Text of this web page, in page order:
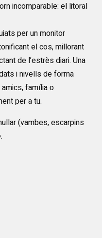
incomparable: el litoral
per un monitor
el cos, millorant
de l’estrès diari. Una
i nivells de forma
família o
per a tu.
(vambes, escarpins